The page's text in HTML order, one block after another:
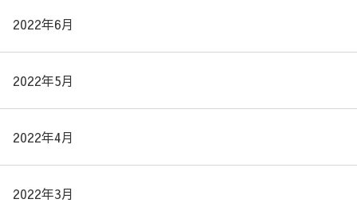
2022年6月
2022年5月
2022年4月
2022年3月